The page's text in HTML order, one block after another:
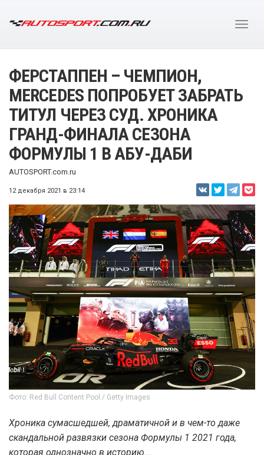
ФЕРСТАППЕН – ЧЕМПИОН,
MERCEDES ПОПРОБУЕТ ЗАБРАТЬ
ТИТУЛ ЧЕРЕЗ СУД. ХРОНИКА
ГРАНД-ФИНАЛА СЕЗОНА
ФОРМУЛЫ 1 В АБУ-ДАБИ
AUTOSPORT.com.ru
12 декабря 2021 в 23:14
Фото: Red Bull Content Pool / Getty Images
Хроника сумасшедшей, драматичной и в чем-то даже
скандальной развязки сезона Формулы 1 2021 года,
которая однозначно в историю...